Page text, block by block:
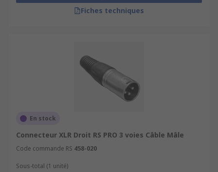
Fiches techniques
En stock
Connecteur XLR Droit RS PRO 3 voies Câble Mâle
Code commande RS 458-020
Sous-total (1 unité)